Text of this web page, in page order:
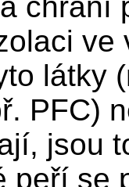
ve
látky
PFC)
jsou
peří se